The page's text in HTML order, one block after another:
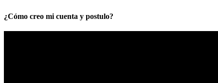
¿Cómo creo mi cuenta y postulo?